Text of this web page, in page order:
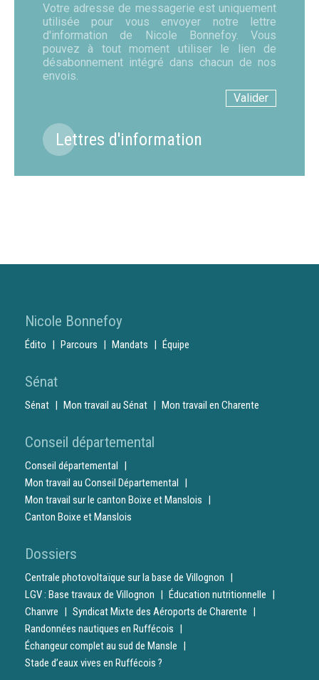
Votre adresse de messagerie est uniquement
utilisée pour vous envoyer notre lettre
d'information de Nicole Bonnefoy. Vous
pouvez à tout moment utiliser le lien de
désabonnement intégré dans chacun de nos
envois.
Lettres d'information
Nicole Bonnefoy
Édito Parcours Mandats Équipe
Sénat
Sénat Mon travail au Sénat Mon travail en Charente
Conseil départemental
Conseil départemental
Mon travail au Conseil Départemental
Mon travail sur le canton Boixe et Manslois
Canton Boixe et Manslois
Dossiers
Centrale photovoltaïque sur la base de Villognon
LGV : Base travaux de Villognon
Éducation nutritionnelle
Chanvre
Syndicat Mixte des Aéroports de Charente
Randonnées nautiques en Ruffécois
Échangeur complet au sud de Mansle
Stade d’eaux vives en Ruffécois ?